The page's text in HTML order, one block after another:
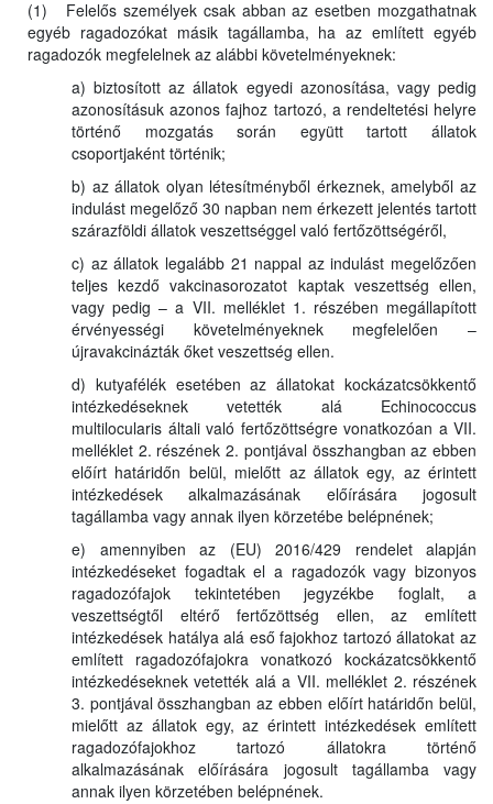
(1) Felelős személyek csak abban az esetben mozgathatnak
egyéb ragadozókat másik tagállamba, ha az említett egyéb
ragadozók megfelelnek az alábbi követelményeknek:
a) biztosított az állatok egyedi azonosítása, vagy pedig
azonosításuk azonos fajhoz tartozó, a rendeltetési helyre
történő mozgatás során együtt tartott állatok
csoportjaként történik;
b) az állatok olyan létesítményből érkeznek, amelyből az
indulást megelőző 30 napban nem érkezett jelentés tartott
szárazföldi állatok veszettséggel való fertőzöttségéről,
c) az állatok legalább 21 nappal az indulást megelőzően
teljes kezdő vakcinasorozatot kaptak veszettség ellen,
vagy pedig – a VII. melléklet 1. részében megállapított
érvényességi követelményeknek megfelelően –
újravakcinázták őket veszettség ellen.
d) kutyafélék esetében az állatokat kockázatcsökkentő
intézkedéseknek vetették alá Echinococcus
multilocularis általi való fertőzöttségre vonatkozóan a VII.
melléklet 2. részének 2. pontjával összhangban az ebben
előírt határidőn belül, mielőtt az állatok egy, az érintett
intézkedések alkalmazásának előírására jogosult
tagállamba vagy annak ilyen körzetébe belépnének;
e) amennyiben az (EU) 2016/429 rendelet alapján
intézkedéseket fogadtak el a ragadozók vagy bizonyos
ragadozófajok tekintetében jegyzékbe foglalt, a
veszettségtől eltérő fertőzöttség ellen, az említett
intézkedések hatálya alá eső fajokhoz tartozó állatokat az
említett ragadozófajokra vonatkozó kockázatcsökkentő
intézkedéseknek vetették alá a VII. melléklet 2. részének
3. pontjával összhangban az ebben előírt határidőn belül,
mielőtt az állatok egy, az érintett intézkedések említett
ragadozófajokhoz tartozó állatokra történő
alkalmazásának előírására jogosult tagállamba vagy
annak ilyen körzetében belépnének.